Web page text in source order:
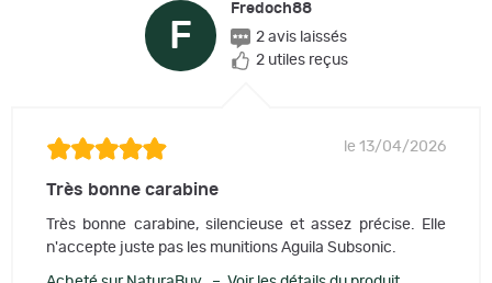
F
Fredoch88
2 avis laissés
2 utiles reçus
le 13/04/2026
Très bonne carabine
Très bonne carabine, silencieuse et assez précise. Elle
n'accepte juste pas les munitions Aguila Subsonic.